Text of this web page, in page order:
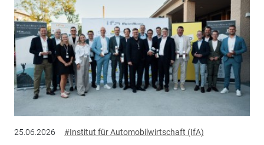
25.06.2026 #Institut für Automobilwirtschaft (IfA)